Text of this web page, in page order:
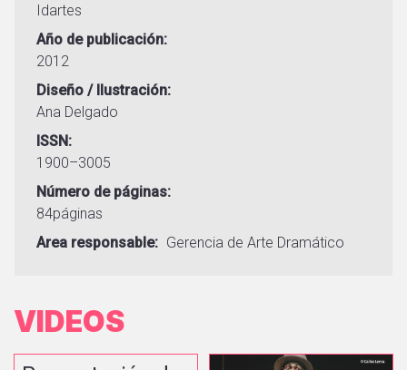
Idartes
Año de publicación
2012
Diseño / Ilustración
Ana Delgado
ISSN
1900–3005
Número de páginas
84páginas
Area responsable
Gerencia de Arte Dramático
VIDEOS